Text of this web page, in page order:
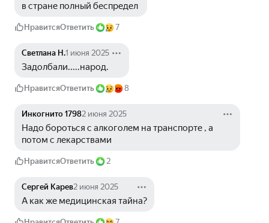
в стране полный беспредел
НравитсяОтветить 7
Светлана Н.1 июня 2025
Задолбали.....народ.
НравитсяОтветить 8
Инкогнито 17982 июня 2025
Надо бороться с алкоголем на транспорте , а
потом с лекарствами
НравитсяОтветить 2
Сергей Карев2 июня 2025
А как же медицинская тайна?